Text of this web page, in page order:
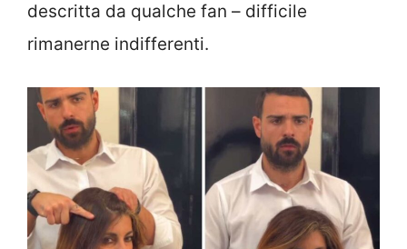
descritta da qualche fan – difficile
rimanerne indifferenti.